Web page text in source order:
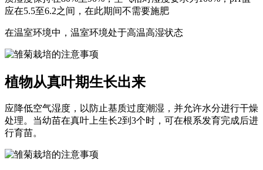
应在5.5至6.2之间，在此期间不需要施肥
在温室环境中，温室环境处于高温高湿状态
植物从真叶期生长出来
应降低空气湿度，以防止基质过度潮湿，并允许水分进行干燥
处理。当幼苗在真叶上生长2到3个时，可在根系发育完成后进
行育苗。